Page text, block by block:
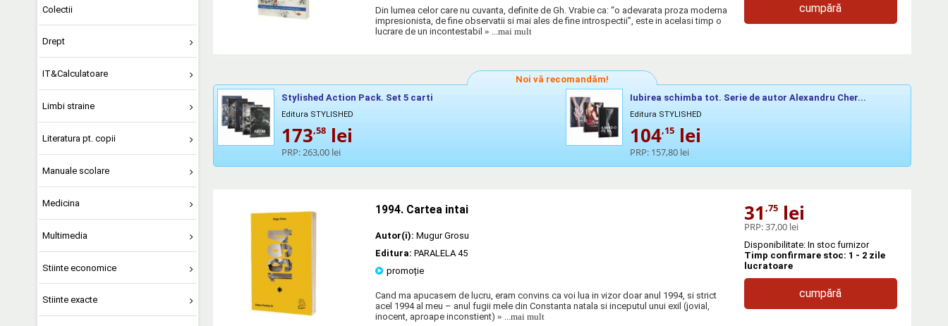
Colectii
Drept
IT&Calculatoare
Limbi straine
Literatura pt. copii
Manuale scolare
Medicina
Multimedia
Stiinte economice
Stiinte exacte
Din lumea celor care nu cuvanta, definite de Gh. Vrabie ca: “o adevarata proza moderna
impresionista, de fine observatii si mai ales de fine introspectii”, este in acelasi timp o
lucrare de un incontestabil » ...mai mult
cumpără
Noi vă recomandăm!
Stylished Action Pack. Set 5 carti
Editura STYLISHED
173,58 lei
PRP: 263,00 lei
Iubirea schimba tot. Serie de autor Alexandru Cher...
Editura STYLISHED
104,15 lei
PRP: 157,80 lei
1994. Cartea intai
Autor(i): Mugur Grosu
Editura: PARALELA 45
promoție
Cand ma apucasem de lucru, eram convins ca voi lua in vizor doar anul 1994, si strict
acel 1994 al meu – anul fugii mele din Constanta natala si inceputul unui exil (jovial,
inocent, aproape inconstient) » ...mai mult
31 ,75lei
PRP:37,00 lei
Disponibilitate: In stoc furnizor
Timp confirmare stoc: 1 - 2 zile
lucratoare
cumpără